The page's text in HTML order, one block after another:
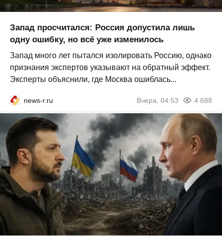
Запад просчитался: Россия допустила лишь
одну ошибку, но всё уже изменилось
Запад много лет пытался изолировать Россию, однако
признания экспертов указывают на обратный эффект.
Эксперты объяснили, где Москва ошиблась...
news-r.ru Вчера, 04:53 4 688